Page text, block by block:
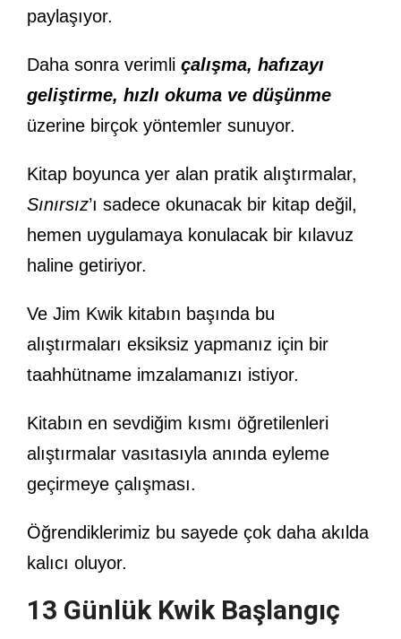
paylaşıyor.
Daha sonra verimli çalışma, hafızayı
geliştirme, hızlı okuma ve düşünme
üzerine birçok yöntemler sunuyor.
Kitap boyunca yer alan pratik alıştırmalar,
Sınırsız’ı sadece okunacak bir kitap değil,
hemen uygulamaya konulacak bir kılavuz
haline getiriyor.
Ve Jim Kwik kitabın başında bu
alıştırmaları eksiksiz yapmanız için bir
taahhütname imzalamanızı istiyor.
Kitabın en sevdiğim kısmı öğretilenleri
alıştırmalar vasıtasıyla anında eyleme
geçirmeye çalışması.
Öğrendiklerimiz bu sayede çok daha akılda
kalıcı oluyor.
13 Günlük Kwik Başlangıç